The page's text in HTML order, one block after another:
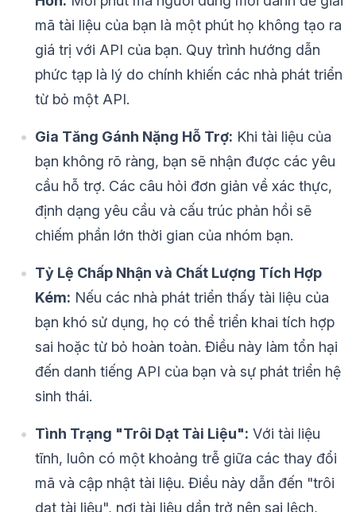
mã tài liệu của bạn là một phút họ không tạo ra
giá trị với API của bạn. Quy trình hướng dẫn
phức tạp là lý do chính khiến các nhà phát triển
từ bỏ một API.
Gia Tăng Gánh Nặng Hỗ Trợ: Khi tài liệu của
bạn không rõ ràng, bạn sẽ nhận được các yêu
cầu hỗ trợ. Các câu hỏi đơn giản về xác thực,
định dạng yêu cầu và cấu trúc phản hồi sẽ
chiếm phần lớn thời gian của nhóm bạn.
Tỷ Lệ Chấp Nhận và Chất Lượng Tích Hợp
Kém: Nếu các nhà phát triển thấy tài liệu của
bạn khó sử dụng, họ có thể triển khai tích hợp
sai hoặc từ bỏ hoàn toàn. Điều này làm tổn hại
đến danh tiếng API của bạn và sự phát triển hệ
sinh thái.
Tình Trạng "Trôi Dạt Tài Liệu": Với tài liệu
tĩnh, luôn có một khoảng trễ giữa các thay đổi
mã và cập nhật tài liệu. Điều này dẫn đến "trôi
dạt tài liệu", nơi tài liệu dần trở nên sai lệch,